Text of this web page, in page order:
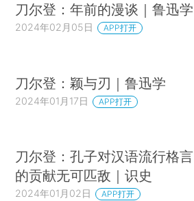
刀尔登：年前的漫谈｜鲁迅学
2024年02月05日 APP打开
刀尔登：颖与刃｜鲁迅学
2024年01月17日 APP打开
刀尔登：孔子对汉语流行格言
的贡献无可匹敌｜识史
2024年01月02日 APP打开